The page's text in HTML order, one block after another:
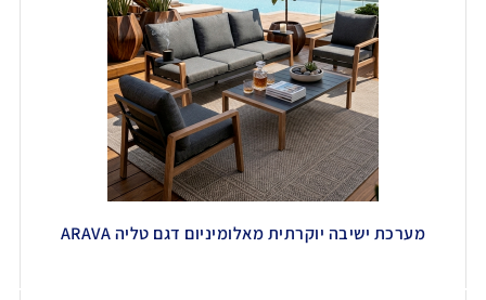
מערכת ישיבה יוקרתית מאלומיניום דגם טליה ARAVA